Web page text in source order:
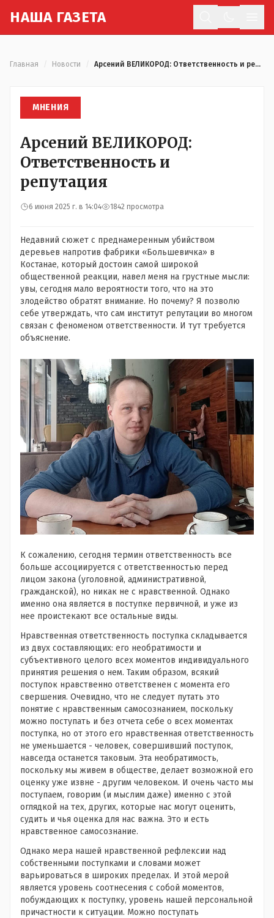
НАША ГАЗЕТА
Главная Новости Арсений ВЕЛИКОРОД: Ответственность и репутация
МНЕНИЯ
Арсений ВЕЛИКОРОД:
Ответственность и
репутация
6 июня 2025 г. в 14:04 1842 просмотра
Недавний сюжет с преднамеренным убийством
деревьев напротив фабрики «Большевичка» в
Костанае, который достоин самой широкой
общественной реакции, навел меня на грустные мысли:
увы, сегодня мало вероятности того, что на это
злодейство обратят внимание. Но почему? Я позволю
себе утверждать, что сам институт репутации во многом
связан с феноменом ответственности. И тут требуется
объяснение.
К сожалению, сегодня термин ответственность все
больше ассоциируется с ответственностью перед
лицом закона (уголовной, административной,
гражданской), но никак не с нравственной. Однако
именно она является в поступке первичной, и уже из
нее проистекают все остальные виды.
Нравственная ответственность поступка складывается
из двух составляющих: его необратимости и
субъективного целого всех моментов индивидуального
принятия решения о нем. Таким образом, всякий
поступок нравственно ответственен с момента его
свершения. Очевидно, что не следует путать это
понятие с нравственным самосознанием, поскольку
можно поступать и без отчета себе о всех моментах
поступка, но от этого его нравственная ответственность
не уменьшается - человек, совершивший поступок,
навсегда останется таковым. Эта необратимость,
поскольку мы живем в обществе, делает возможной его
оценку уже извне - другим человеком. И очень часто мы
поступаем, говорим (и мыслим даже) именно с этой
оглядкой на тех, других, которые нас могут оценить,
судить и чья оценка для нас важна. Это и есть
нравственное самосознание.
Однако мера нашей нравственной рефлексии над
собственными поступками и словами может
варьироваться в широких пределах. И этой мерой
является уровень соотнесения с собой моментов,
побуждающих к поступку, уровень нашей персональной
причастности к ситуации. Можно поступать